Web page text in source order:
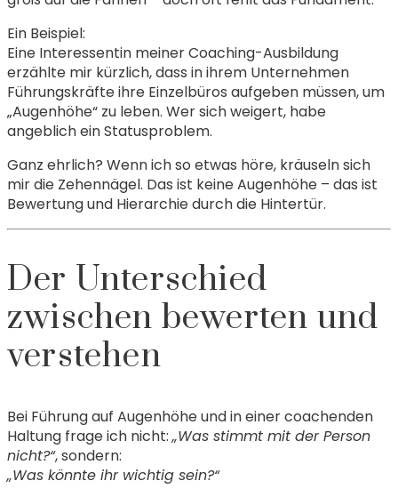
Ein Beispiel:
Eine Interessentin meiner Coaching-Ausbildung
erzählte mir kürzlich, dass in ihrem Unternehmen
Führungskräfte ihre Einzelbüros aufgeben müssen, um
„Augenhöhe“ zu leben. Wer sich weigert, habe
angeblich ein Statusproblem.
Ganz ehrlich? Wenn ich so etwas höre, kräuseln sich
mir die Zehennägel. Das ist keine Augenhöhe – das ist
Bewertung und Hierarchie durch die Hintertür.
Der Unterschied
zwischen bewerten und
verstehen
Bei Führung auf Augenhöhe und in einer coachenden
Haltung frage ich nicht:„Was stimmt mit der Person
nicht?“, sondern:
„Was könnte ihr wichtig sein?“